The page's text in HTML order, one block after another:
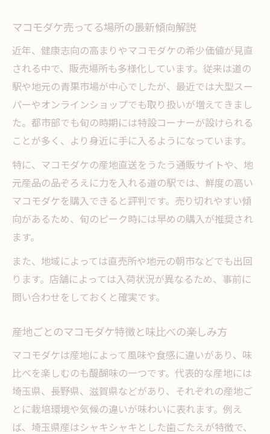
真菰とマコモダケの違いを徹底解説
真菰とマコモダケの特徴とエネルギーの違
い
マコモとマコモダケの見た目と用途の比較
真菰マコモダケ違いを分かりやすく解説
マコモの歴史とマコモダケとの関係性とは
食用と観賞用で異なるマコモの楽しみ方紹
介
道の駅で手に入る新鮮マコモダケ活用術
道の駅で見つけるマコモダケの旬と選び方
マコモダケ道の駅限定レシピと活用法まと
め
まこもせんべいなど加工品の選び方ポイン
由
季節ごとのマコモダケデトックス効果解説
マコモダケで春夏秋冬の体調管理を実践
マコモダケ売ってる場所の最新傾向解説
近年、健康志向の高まりやマコモダケの希少価値が見直
される中で、販売場所も多様化しています。従来は道の
駅や地元の青果市場が中心でしたが、最近では大型スー
パーやオンラインショップでも取り扱いが増えてきまし
た。都市部でも旬の時期には特設コーナーが設けられる
ことが多く、より身近に手に入るようになっています。
特に、マコモダケの産地直送をうたう通販サイトや、地
元産品の品ぞろえに力を入れる道の駅では、鮮度の高い
マコモダケを購入できると評判です。売り切れやすい傾
向があるため、旬のピーク時には早めの購入が推奨され
ます。
また、地域によっては直売所や地元の朝市などでも出回
ります。店舗によっては入荷状況が異なるため、事前に
問い合わせをしておくと確実です。
産地ごとのマコモダケ特徴と味比べの楽しみ方
マコモダケは産地によって風味や食感に違いがあり、味
比べを楽しむのも醍醐味の一つです。代表的な産地には
埼玉県、長野県、滋賀県などがあり、それぞれの産地ご
とに栽培環境や気候の違いが味わいに表れます。例え
ば、埼玉県産はシャキシャキとした歯ごたえが特徴で、